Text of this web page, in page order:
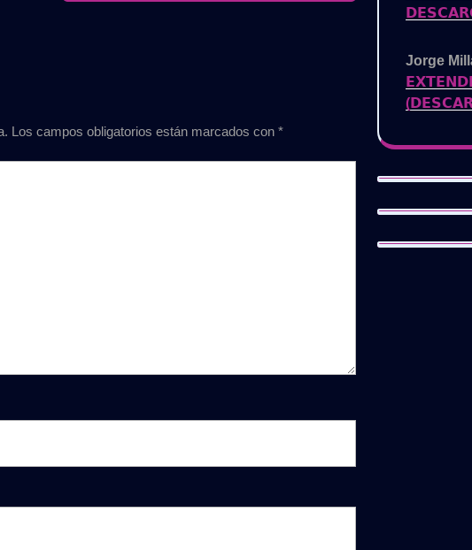
Los campos obligatorios están marcados con *
Jorge